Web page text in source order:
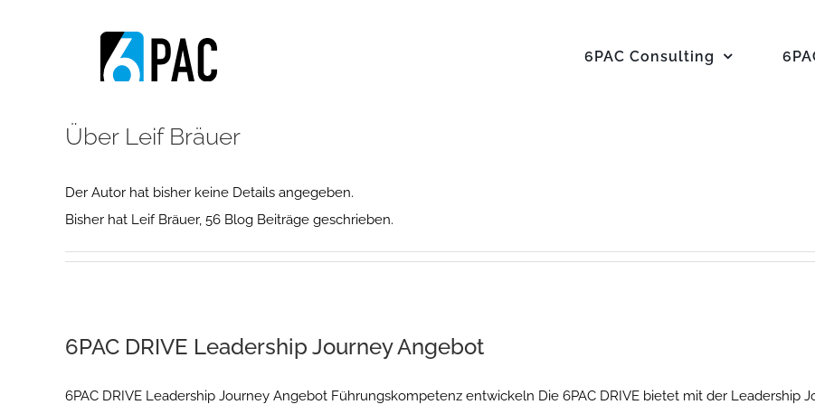
6PAC Consulting
Über Leif Bräuer
Der Autor hat bisher keine Details angegeben.
Bisher hat Leif Bräuer, 56 Blog Beiträge geschrieben.
6PAC DRIVE Leadership Journey Angebot
6PAC DRIVE Leadership Journey Angebot Führungskompetenz entwickeln Die 6PAC DRIVE bietet mit der Leadership